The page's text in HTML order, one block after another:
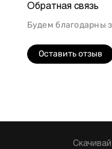
Обратная связь
Будем благодарны
Оставить отзыв